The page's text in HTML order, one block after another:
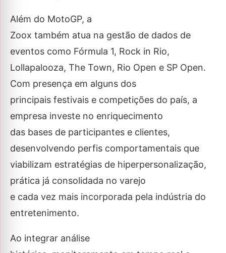
Além do MotoGP, a
Zoox também atua na gestão de dados de
eventos como Fórmula 1, Rock in Rio,
Lollapalooza, The Town, Rio Open e SP Open.
Com presença em alguns dos
principais festivais e competições do país, a
empresa investe no enriquecimento
das bases de participantes e clientes,
desenvolvendo perfis comportamentais que
viabilizam estratégias de hiperpersonalização,
prática já consolidada no varejo
e cada vez mais incorporada pela indústria do
entretenimento.
Ao integrar análise